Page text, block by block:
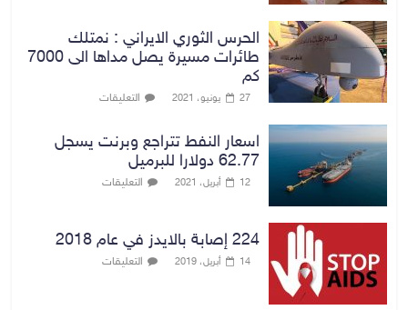
الحرس الثوري الايراني : نمتلك
طائرات مسيرة يصل مداها الى 7000
كم
27 يونيو، 2021 التعليقات
اسعار النفط تتراجع وبرنت يسجل
62.77 دولارا للبرميل
12 أبريل، 2021 التعليقات
224 إصابة بالايدز في عام 2018
14 أبريل، 2019 التعليقات